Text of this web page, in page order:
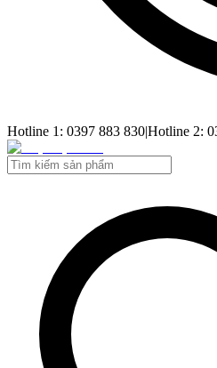
Hotline 1: 0397 883 830|Hotline 2: